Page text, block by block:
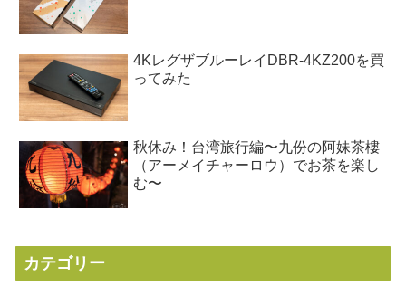
4KレグザブルーレイDBR-4KZ200を買
ってみた
秋休み！台湾旅行編〜九份の阿妹茶樓
（アーメイチャーロウ）でお茶を楽し
む〜
カテゴリー